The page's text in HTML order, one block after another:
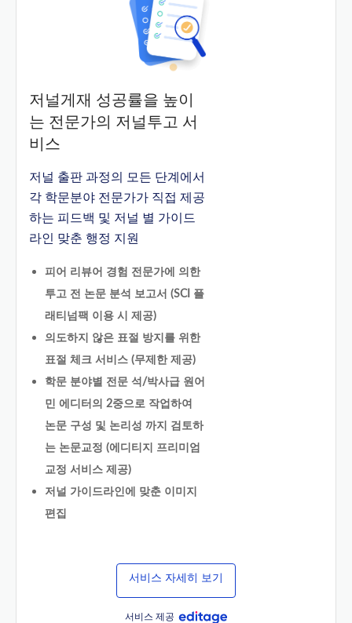
저널게재 성공률을 높이
는 전문가의 저널투고 서
비스
저널 출판 과정의 모든 단계에서
각 학문분야 전문가가 직접 제공
하는 피드백 및 저널 별 가이드
라인 맞춘 행정 지원
피어 리뷰어 경험 전문가에 의한
투고 전 논문 분석 보고서 (SCI 플
래티넘팩 이용 시 제공)
의도하지 않은 표절 방지를 위한
표절 체크 서비스 (무제한 제공)
학문 분야별 전문 석/박사급 원어
민 에디터의 2중으로 작업하여
논문 구성 및 논리성 까지 검토하
는 논문교정 (에디티지 프리미엄
교정 서비스 제공)
저널 가이드라인에 맞춘 이미지
편집
서비스 자세히 보기
서비스 제공